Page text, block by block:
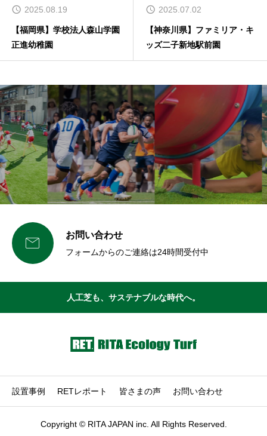
2025.08.19
【福岡県】学校法人森山学園
正進幼稚園
2025.07.02
【神奈川県】ファミリア・キ
ッズ二子新地駅前園
 お問い合わせ
フォームからのご連絡は24時間受付中
人工芝も、サステナブルな時代へ。
設置事例 RETレポート 皆さまの声 お問い合わせ
Copyright © RITA JAPAN inc. All Rights Reserved.